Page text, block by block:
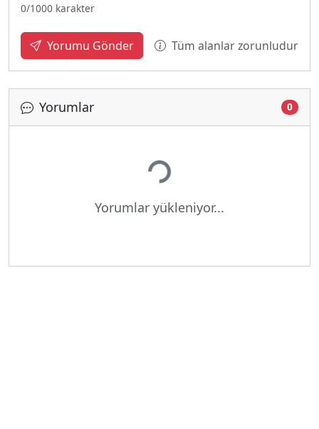
0/1000 karakter
Yorumu Gönder Tüm alanlar zorunludur
Yorumlar 0
Yükleniyor...
Yorumlar yükleniyor...